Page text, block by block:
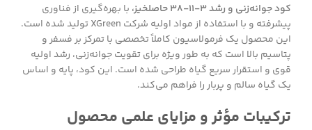
کود جوانه‌زنی و رشد ۳-۱۱-۳۸ حاصلخیز،
با بهره‌گیری از فناوری
پیشرفته و با استفاده از مواد اولیه شرکت XGreen تولید شده است.
این محصول یک فرمولاسیون کاملاً تخصصی با تمرکز بر فسفر و
پتاسیم بالا است که به طور ویژه برای تقویت جوانه‌زنی، رشد اولیه
قوی و استقرار سریع گیاه طراحی شده است. این کود، پایه و اساس
یک گیاه سالم و پربار را فراهم می‌کند.
ترکیبات مؤثر و مزایای علمی محصول